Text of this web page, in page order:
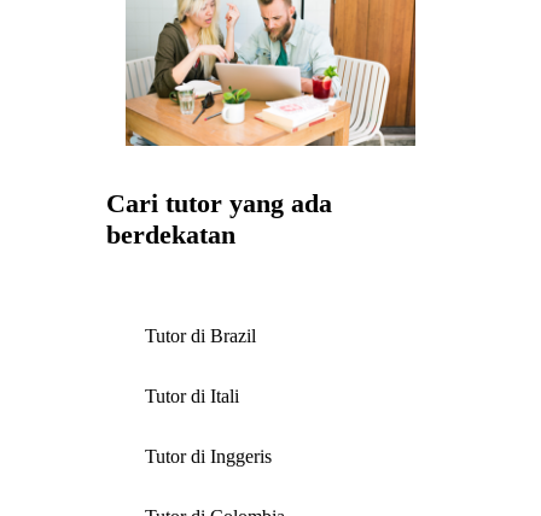
Cari tutor yang ada
berdekatan
Tutor di Brazil
Tutor di Itali
Tutor di Inggeris